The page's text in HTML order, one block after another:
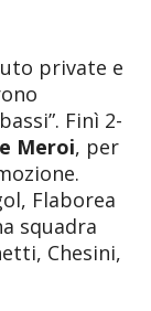
private e
Finì 2-
Meroi, per
Flaborea
squadra
Chesini,